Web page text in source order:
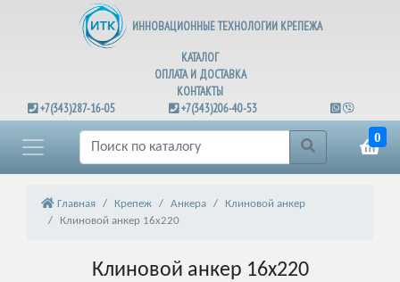
ИННОВАЦИОННЫЕ ТЕХНОЛОГИИ КРЕПЕЖА
КАТАЛОГ
ОПЛАТА И ДОСТАВКА
КОНТАКТЫ
+7(343)287-16-05
+7(343)206-40-53
0
Главная Крепеж Анкера
Клиновой анкер
Клиновой анкер 16х220
Клиновой анкер 16х220